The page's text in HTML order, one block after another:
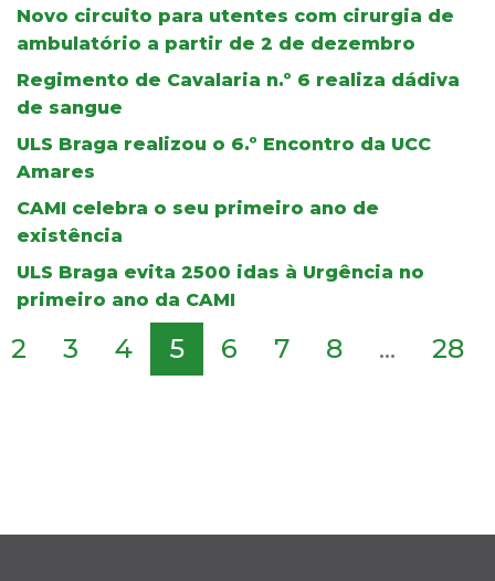
Novo circuito para utentes com cirurgia de
ambulatório a partir de 2 de dezembro
Regimento de Cavalaria n.º 6 realiza dádiva
de sangue
ULS Braga realizou o 6.º Encontro da UCC
Amares
CAMI celebra o seu primeiro ano de
existência
ULS Braga evita 2500 idas à Urgência no
primeiro ano da CAMI
2 3 4 5 6 7 8 ... 28